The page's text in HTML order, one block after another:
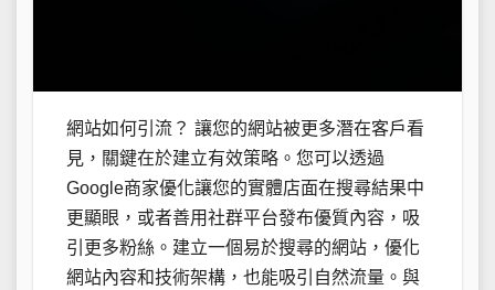
網站如何引流？ 讓您的網站被更多潛在客戶看
見，關鍵在於建立有效策略。您可以透過
Google商家優化讓您的實體店面在搜尋結果中
更顯眼，或者善用社群平台發布優質內容，吸
引更多粉絲。建立一個易於搜尋的網站，優化
網站內容和技術架構，也能吸引自然流量。與